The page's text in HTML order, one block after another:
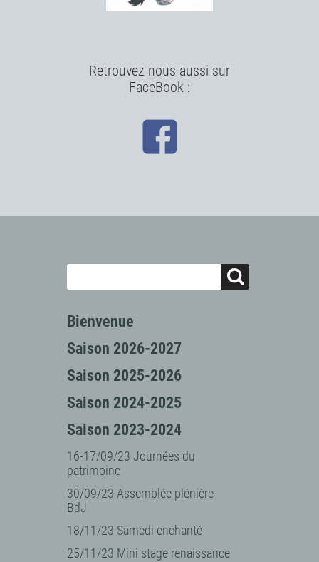
Bienvenue
Saison 2026-2027
Saison 2025-2026
Saison 2024-2025
Saison 2023-2024
16-17/09/23 Journées du
patrimoine
30/09/23 Assemblée plénière
BdJ
18/11/23 Samedi enchanté
25/11/23 Mini stage renaissance
Retrouvez nous aussi sur
FaceBook :